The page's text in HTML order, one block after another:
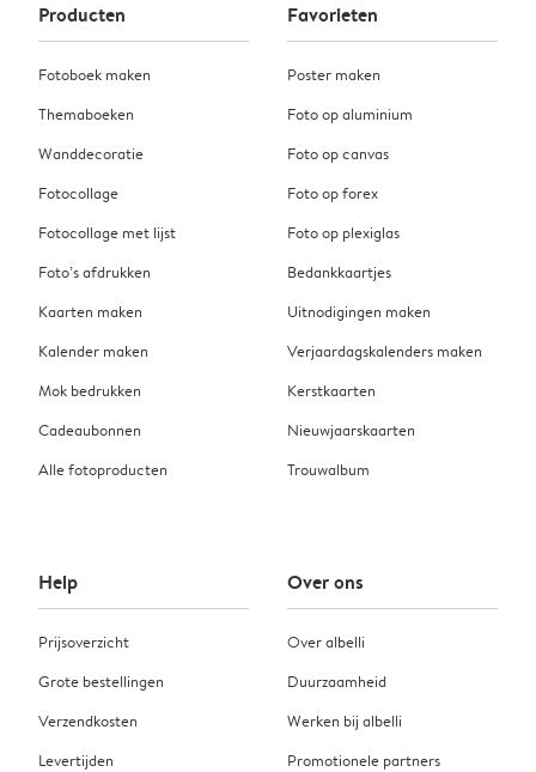
Producten
Fotoboek maken
Themaboeken
Wanddecoratie
Fotocollage
Fotocollage met lijst
Foto’s afdrukken
Kaarten maken
Kalender maken
Mok bedrukken
Cadeaubonnen
Alle fotoproducten
Favorieten
Poster maken
Foto op aluminium
Foto op canvas
Foto op forex
Foto op plexiglas
Bedankkaartjes
Uitnodigingen maken
Verjaardagskalenders maken
Kerstkaarten
Nieuwjaarskaarten
Trouwalbum
Help
Prijsoverzicht
Grote bestellingen
Verzendkosten
Levertijden
Over ons
Over albelli
Duurzaamheid
Werken bij albelli
Promotionele partners